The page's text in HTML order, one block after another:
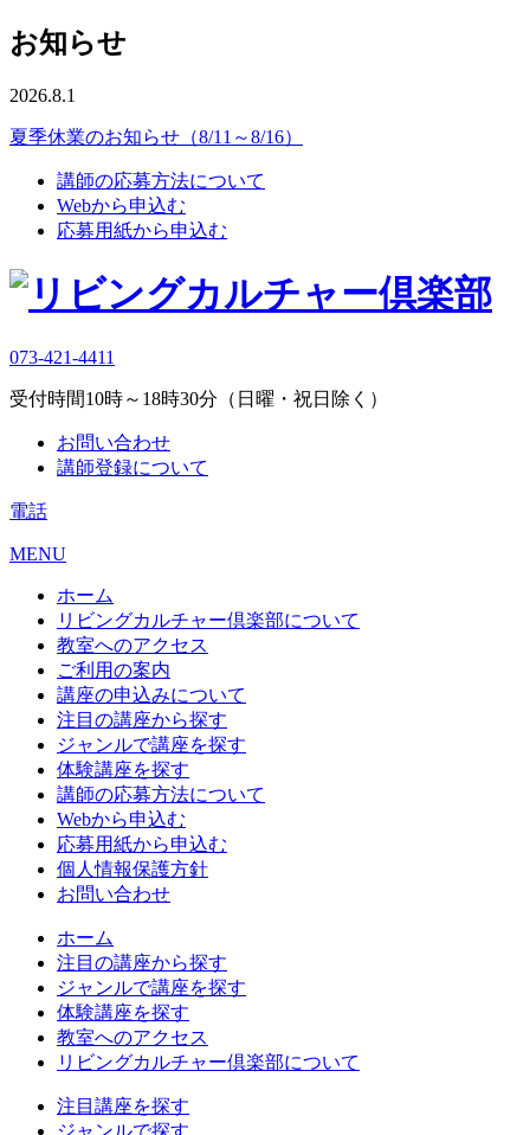
お知らせ
2026.8.1
夏季休業のお知らせ（8/11～8/16）
講師の応募方法について
Webから申込む
応募用紙から申込む
073-421-4411
受付時間10時～18時30分（日曜・祝日除く）
お問い合わせ
講師登録について
電話
MENU
ホーム
リビングカルチャー倶楽部について
教室へのアクセス
ご利用の案内
講座の申込みについて
注目の講座から探す
ジャンルで講座を探す
体験講座を探す
講師の応募方法について
Webから申込む
応募用紙から申込む
個人情報保護方針
お問い合わせ
ホーム
注目の講座から探す
ジャンルで講座を探す
体験講座を探す
教室へのアクセス
リビングカルチャー倶楽部について
注目講座を探す
ジャンルで探す